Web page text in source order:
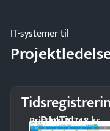
IT-systemer til
DanTid
Pristjek: 5.748 kr